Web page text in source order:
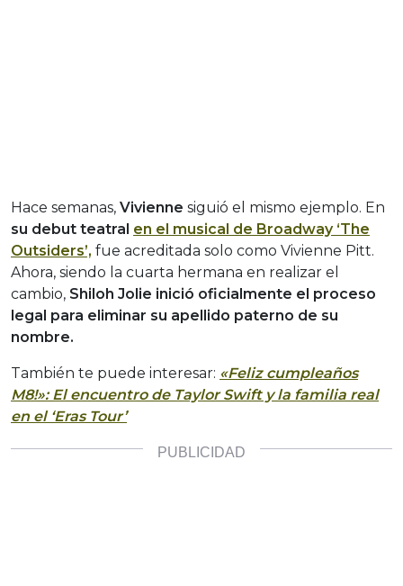
Hace semanas, Vivienne siguió el mismo ejemplo. En
su debut teatral en el musical de Broadway ‘The
Outsiders’, fue acreditada solo como Vivienne Pitt.
Ahora, siendo la cuarta hermana en realizar el
cambio, Shiloh Jolie inició oficialmente el proceso
legal para eliminar su apellido paterno de su
nombre.
También te puede interesar: «Feliz cumpleaños
M8!»: El encuentro de Taylor Swift y la familia real
en el ‘Eras Tour’